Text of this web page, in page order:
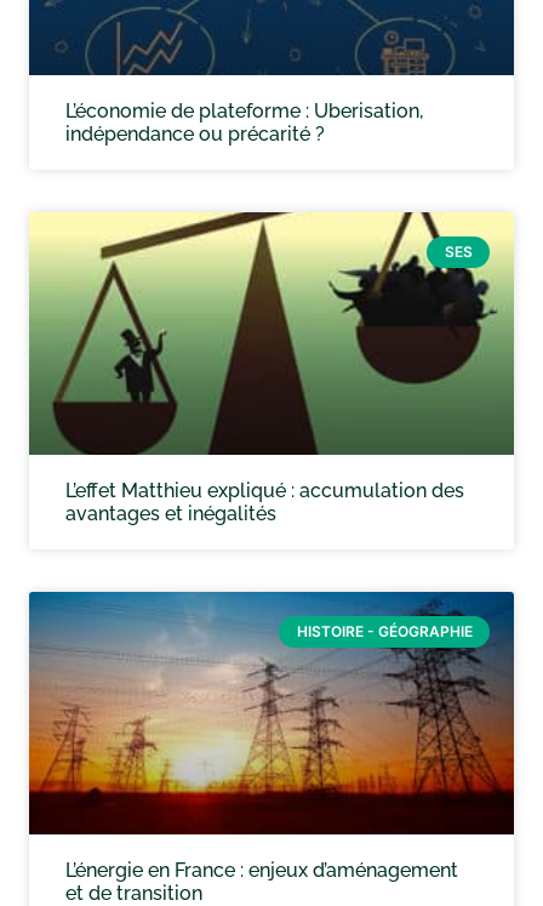
L’économie de plateforme : Uberisation,
indépendance ou précarité ?
SES
L’effet Matthieu expliqué : accumulation des
avantages et inégalités
HISTOIRE - GÉOGRAPHIE
L’énergie en France : enjeux d’aménagement
et de transition